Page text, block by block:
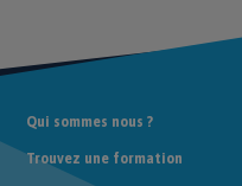
Qui sommes nous ?
Trouvez une formation